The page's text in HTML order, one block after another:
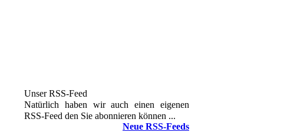
Unser RSS-Feed
Natürlich haben wir auch einen eigenen
RSS-Feed den Sie abonnieren können ...
Neue RSS-Feeds